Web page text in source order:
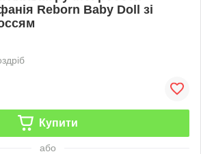
Reborn Baby Doll зі
Купити
або